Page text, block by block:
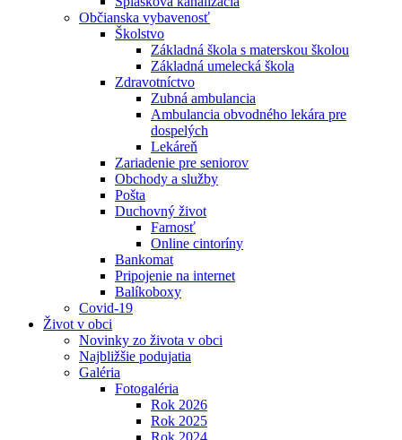
Občianska vybavenosť
Školstvo
Základná škola s materskou školou
Základná umelecká škola
Zdravotníctvo
Zubná ambulancia
Ambulancia obvodného lekára pre
dospelých
Lekáreň
Zariadenie pre seniorov
Obchody a služby
Pošta
Duchovný život
Farnosť
Online cintoríny
Bankomat
Pripojenie na internet
Balíkoboxy
Covid-19
Život v obci
Novinky zo života v obci
Najbližšie podujatia
Galéria
Fotogaléria
Rok 2026
Rok 2025
Rok 2024